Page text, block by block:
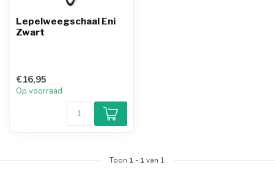
Lepelweegschaal Eni
Zwart
€16,95
Op voorraad
Toon 1 - 1van 1